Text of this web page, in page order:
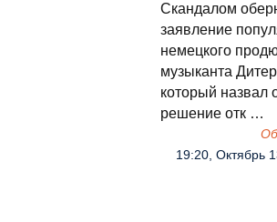
Скандалом
заявление
немецкого
музыканта
который назвал
решение отк …
19:20, Октябрь